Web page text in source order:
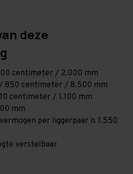
deze
centimeter / 2.000 mm
850 centimeter / 8.500 mm
centimeter / 1.100 mm
mm
per liggerpaar is 1.550
verstelbaar